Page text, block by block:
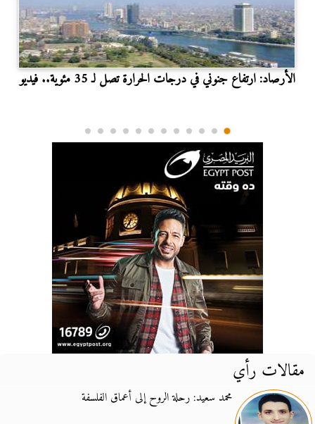
الأرصاد: ارتفاع جنوني في درجات الحرارة تصل لـ 35 مئوية.. فيديو
مقالات رأي
محمد سعيد: رحلة الروح إلى أعماق الفلسفة